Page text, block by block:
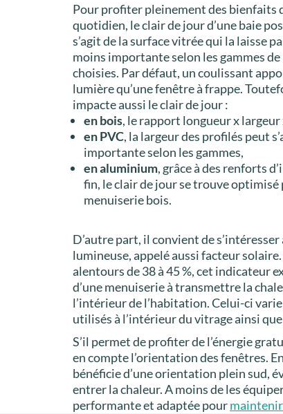
Pour profiter pleinement des bienfaits
quotidien, le clair de jour d’une baie
s’agit de la surface vitrée qui la laisse
moins importante selon les gammes
choisies. Par défaut, un coulissant
lumière qu’une fenêtre à frappe.
impacte aussi le clair de jour :
en bois, le rapport longueur x
en PVC, la largeur des profilés peut
importante selon les gammes,
en aluminium, grâce à des renforts
fin, le clair de jour se trouve optimisé
menuiserie bois.
D’autre part, il convient de
lumineuse, appelé aussi facteur
alentours de 38 à 45 %, cet indicateur
d’une menuiserie à transmettre la
l’intérieur de l’habitation. Celui-ci
utilisés à l’intérieur du vitrage ainsi
S’il permet de profiter de l’énergie
en compte l’orientation des fenêtres.
bénéficie d’une orientation plein sud,
entrer la chaleur. A moins de les
performante et adaptée pour